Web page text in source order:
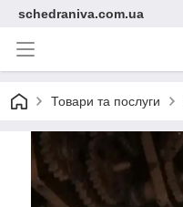
schedraniva.com.ua
Товари та послуги